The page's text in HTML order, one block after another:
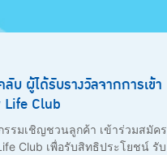
บ ผู้ได้รับรางวัลจากการเข้า
Life Club
รรมเชิญชวนลูกค้า เข้าร่วมสมัคร
Club เพื่อรับสิทธิประโยชน์ รับ